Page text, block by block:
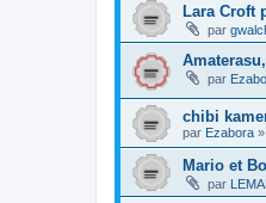
Lara Croft
par
par
chibi
par Ezabora »
Mario et
par